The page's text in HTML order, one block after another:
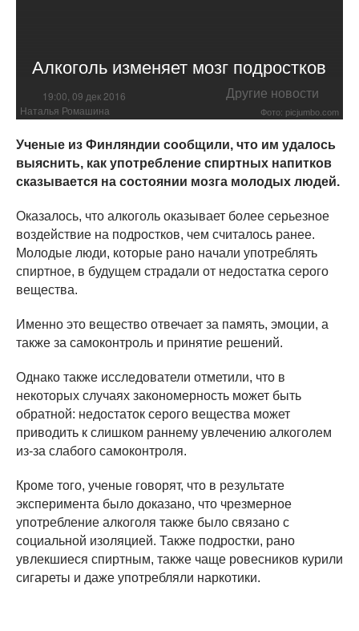
Алкоголь изменяет мозг подростков
19:00, 09 дек 2016 Другие новости
Наталья Ромашина Фото: picjumbo.com
Ученые из Финляндии сообщили, что им удалось
выяснить, как употребление спиртных напитков
сказывается на состоянии мозга молодых людей.
Оказалось, что алкоголь оказывает более серьезное
воздействие на подростков, чем считалось ранее.
Молодые люди, которые рано начали употреблять
спиртное, в будущем страдали от недостатка серого
вещества.
Именно это вещество отвечает за память, эмоции, а
также за самоконтроль и принятие решений.
Однако также исследователи отметили, что в
некоторых случаях закономерность может быть
обратной: недостаток серого вещества может
приводить к слишком раннему увлечению алкоголем
из-за слабого самоконтроля.
Кроме того, ученые говорят, что в результате
эксперимента было доказано, что чрезмерное
употребление алкоголя также было связано с
социальной изоляцией. Также подростки, рано
увлекшиеся спиртным, также чаще ровесников курили
сигареты и даже употребляли наркотики.